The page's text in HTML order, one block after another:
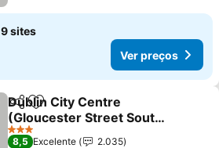
9 sites
Ver preços
PartilharAdicionar aos favoritos
Dublin City Centre
(Gloucester Street South)
Hotel
Ver preços
3 Estrelas
8,5 Excelente
2.035